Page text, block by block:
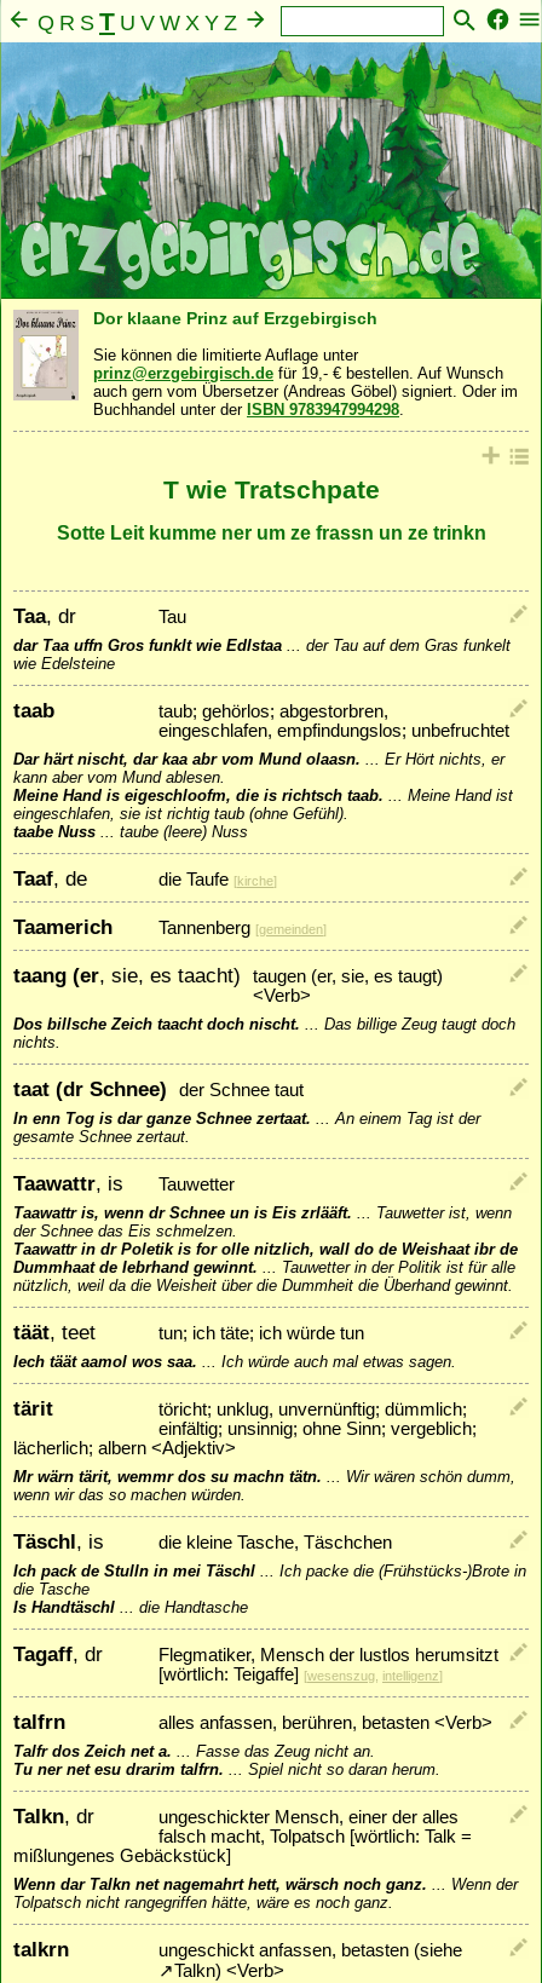
Q R S T U V W X Y Z
E G H I J L M N O P
Mensch · Seele·Geist·Familie·Gemeinschaft·
Nahrung·Natur·Sonstiges
Dor klaane Prinz auf Erzgebirgisch
Sie können die limitierte Auflage unter
prinz@erzgebirgisch.de für 19,- € bestellen. Auf Wunsch
auch gern vom Übersetzer (Andreas Göbel) signiert. Oder im
Buchhandel unter der ISBN 9783947994298.
T wie Tratschpate
Sotte Leit kumme ner um ze frassn un ze trinkn
Taa, dr Tau
dar Taa uffn Gros funklt wie Edlstaa ... der Tau auf dem Gras funkelt
wie Edelsteine
taab
taub; gehörlos; abgestorbren,
eingeschlafen, empfindungslos; unbefruchtet
Dar härt nischt, dar kaa abr vom Mund olaasn. ... Er Hört nichts, er
kann aber vom Mund ablesen.
Meine Hand is eigeschloofm, die is richtsch taab. ... Meine Hand ist
eingeschlafen, sie ist richtig taub (ohne Gefühl).
taabe Nuss ... taube (leere) Nuss
Taaf, de die Taufe [kirche]
Taamerich Tannenberg [gemeinden]
taang (er, sie, es taacht)
taugen (er, sie, es taugt)
<Verb>
Dos billsche Zeich taacht doch nischt. ... Das billige Zeug taugt doch
nichts.
taat (dr Schnee) der Schnee taut
In enn Tog is dar ganze Schnee zertaat. ...An einem Tag ist der
gesamte Schnee zertaut.
Taawattr, is Tauwetter
Taawattr is, wenn dr Schnee un is Eis zrlääft. ... Tauwetter ist, wenn
der Schnee das Eis schmelzen.
Taawattr in dr Poletik is for olle nitzlich, wall do de Weishaat ibr de
Dummhaat de Iebrhand gewinnt. ... Tauwetter in der Politik ist für alle
nützlich, weil da die Weisheit über die Dummheit die Überhand gewinnt.
täät, teet tun; ich täte; ich würde tun
Iech täät aamol wos saa. ... Ich würde auch mal etwas sagen.
tärit
töricht; unklug, unvernünftig; dümmlich;
einfältig; unsinnig; ohne Sinn; vergeblich;
lächerlich; albern <Adjektiv>
Mr wärn tärit, wemmr dos su machn tätn. ... Wir wären schön dumm,
wenn wir das so machen würden.
Täschl, is die kleine Tasche, Täschchen
Ich pack de Stulln in mei Täschl ... Ich packe die (Frühstücks-)Brote in
die Tasche
Is Handtäschl ... die Handtasche
Tagaff, dr
Flegmatiker, Mensch der lustlos herumsitzt
[wörtlich: Teigaffe]
[wesenszug, intelligenz]
talfrn alles anfassen, berühren, betasten <Verb>
Talfr dos Zeich net a. ... Fasse das Zeug nicht an.
Tu ner net esu drarim talfrn. ... Spiel nicht so daran herum.
Talkn, dr
ungeschickter Mensch, einer der alles
falsch macht, Tolpatsch [wörtlich: Talk =
mißlungenes Gebäckstück]
Wenn dar Talkn net nagemahrt hett, wärsch noch ganz. ... Wenn der
Tolpatsch nicht rangegriffen hätte, wäre es noch ganz.
talkrn
ungeschickt anfassen, betasten (siehe
↗Talkn) <Verb>